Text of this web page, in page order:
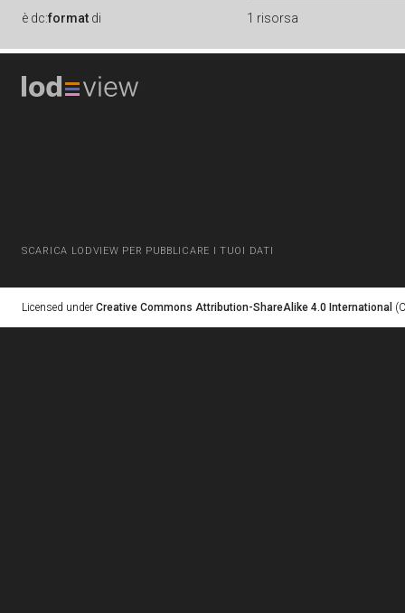
è dc:format di 1 risorsa
SCARICA LODVIEW PER PUBBLICARE I TUOI DATI
Licensed under Creative Commons Attribution-ShareAlike 4.0 International